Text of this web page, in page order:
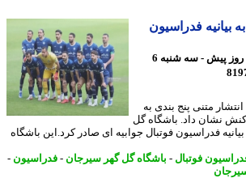
فدراسیون
9 روز پیش - سه شنبه 6
متنی پنج بندی به
نشان داد. باشگاه گل
فدراسیون فوتبال جوابیه ای صادر کرد.این باشگاه
فوتبال-باشگاه گل گهر سیرجان -فدراسیون-